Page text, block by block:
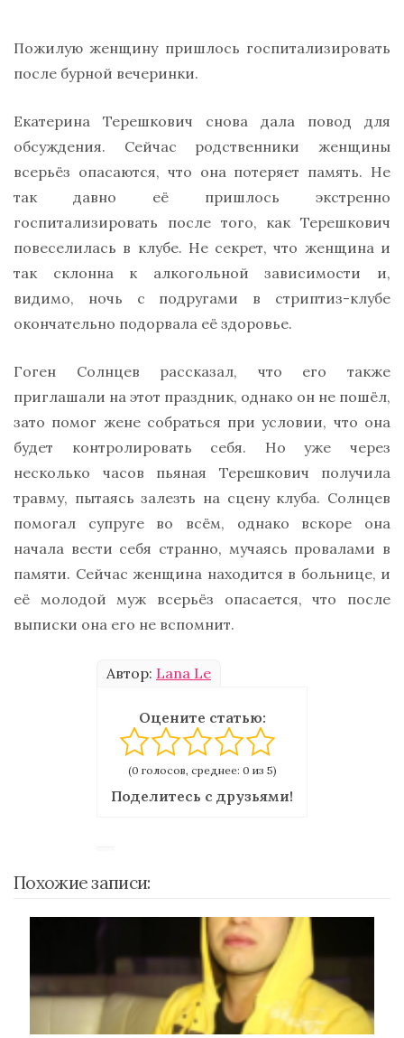
Пожилую женщину пришлось госпитализировать
после бурной вечеринки.
Екатерина Терешкович снова дала повод для
обсуждения. Сейчас родственники женщины
всерьёз опасаются, что она потеряет память. Не
так давно её пришлось экстренно
госпитализировать после того, как Терешкович
повеселилась в клубе. Не секрет, что женщина и
так склонна к алкогольной зависимости и,
видимо, ночь с подругами в стриптиз-клубе
окончательно подорвала её здоровье.
Гоген Солнцев рассказал, что его также
приглашали на этот праздник, однако он не пошёл,
зато помог жене собраться при условии, что она
будет контролировать себя. Но уже через
несколько часов пьяная Терешкович получила
травму, пытаясь залезть на сцену клуба. Солнцев
помогал супруге во всём, однако вскоре она
начала вести себя странно, мучаясь провалами в
памяти. Сейчас женщина находится в больнице, и
её молодой муж всерьёз опасается, что после
выписки она его не вспомнит.
Автор: Lana Le
Оцените статью:
(0 голосов, среднее: 0 из 5)
Поделитесь с друзьями!
Похожие записи: